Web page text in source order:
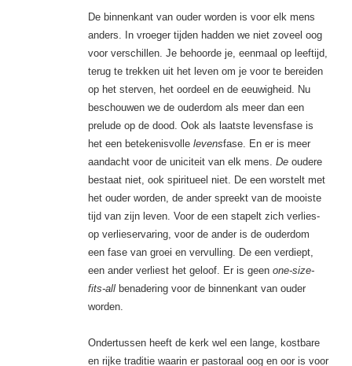
De binnenkant van ouder worden is voor elk mens
anders. In vroeger tijden hadden we niet zoveel oog
voor verschillen. Je behoorde je, eenmaal op leeftijd,
terug te trekken uit het leven om je voor te bereiden
op het sterven, het oordeel en de eeuwigheid. Nu
beschouwen we de ouderdom als meer dan een
prelude op de dood. Ook als laatste levensfase is
het een betekenisvolle levensfase. En er is meer
aandacht voor de uniciteit van elk mens. Deoudere
bestaat niet, ook spiritueel niet. De een worstelt met
het ouder worden, de ander spreekt van de mooiste
tijd van zijn leven. Voor de een stapelt zich verlies-
op verlieservaring, voor de ander is de ouderdom
een fase van groei en vervulling. De een verdiept,
een ander verliest het geloof. Er is geen one-size-
fits-allbenadering voor de binnenkant van ouder
worden.
Ondertussen heeft de kerk wel een lange, kostbare
en rijke traditie waarin er pastoraal oog en oor is voor